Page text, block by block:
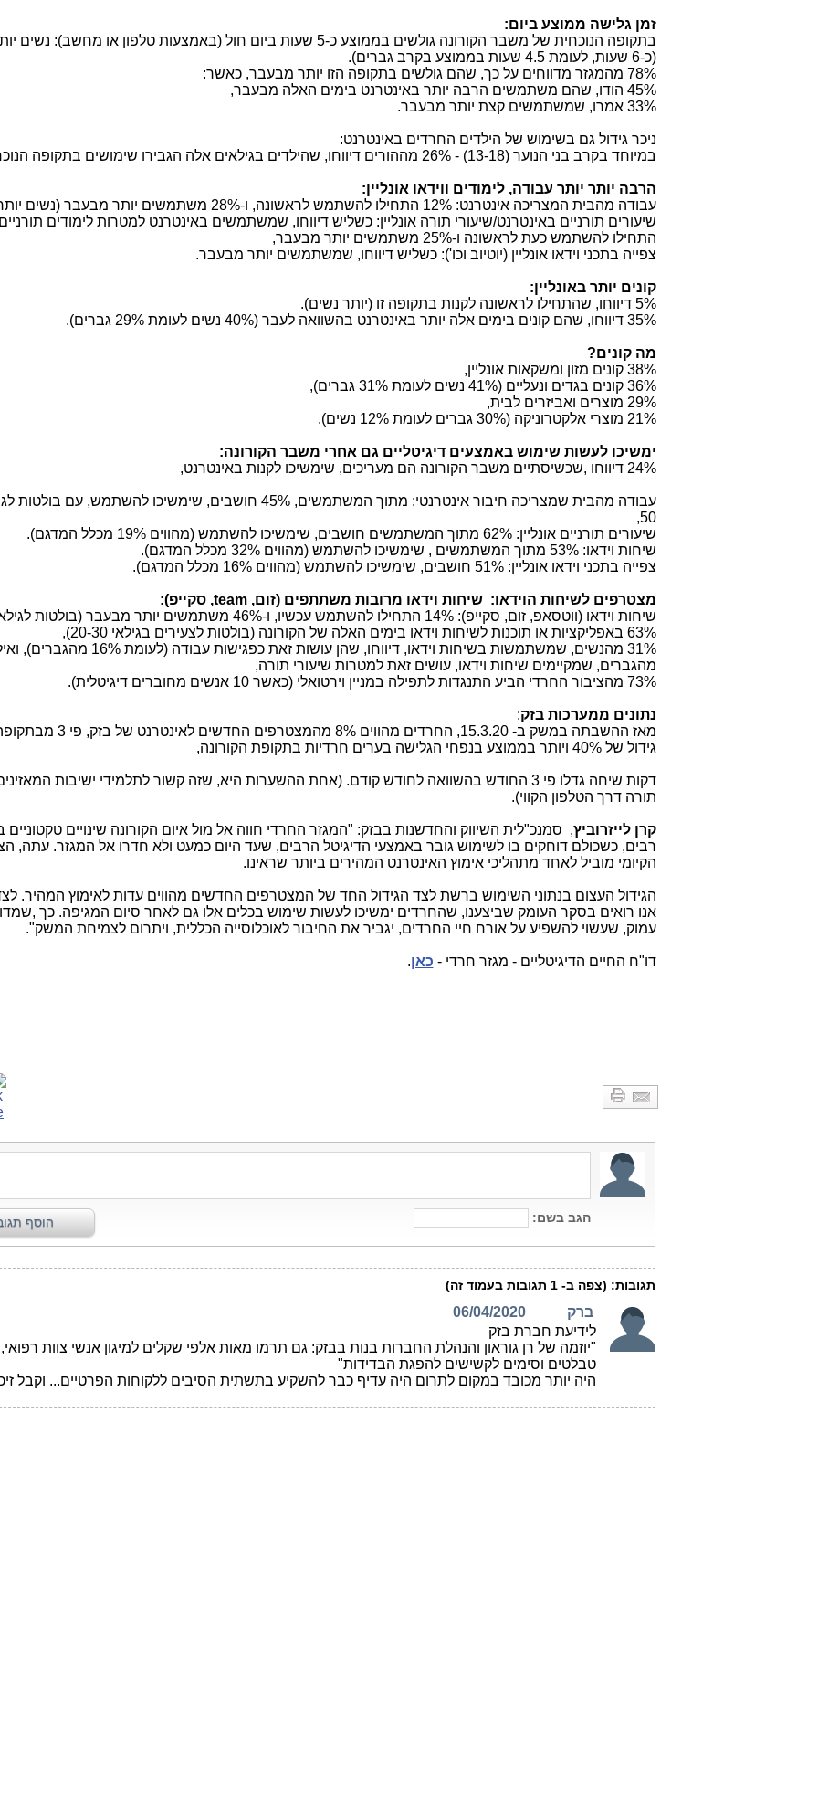
זמן גלישה ממוצע ביום:
בתקופה הנוכחית של משבר הקורונה גולשים בממוצע כ-5 שעות ביום חול (באמצעות טלפון או
(כ-6 שעות, לעומת 4.5 שעות בממוצע בקרב גברים).
78% מהמגזר מדווחים על כך, שהם גולשים בתקופה הזו יותר מבעבר, כאשר:
45% הודו, שהם משתמשים הרבה יותר באינטרנט בימים האלה מבעבר,
33% אמרו, שמשתמשים קצת יותר מבעבר.
ניכר גידול גם בשימוש של הילדים החרדים באינטרנט:
במיוחד בקרב בני הנוער (13-18) - 26% מההורים דיווחו, שהילדים בגילאים אלה הגבירו שימושים בתקופה הנוכחית.
הרבה יותר יותר עבודה, לימודים ווידאו אונליין:
עבודה מהבית המצריכה אינטרנט: 12% התחילו להשתמש לראשונה, ו-28% משתמשים יותר מבעבר (נשים יותר מגברים),
התחילו להשתמש כעת לראשונה ו-25% משתמשים יותר מבעבר,
צפייה בתכני וידאו אונליין (יוטיוב וכו'): כשליש דיווחו, שמשתמשים יותר מבעבר.
קונים יותר באונליין:
5% דיווחו, שהתחילו לראשונה לקנות בתקופה זו (יותר נשים).
35% דיווחו, שהם קונים בימים אלה יותר באינטרנט בהשוואה לעבר (40% נשים לעומת 29% גברים).
מה קונים?
38% קונים מזון ומשקאות אונליין,
36% קונים בגדים ונעליים (41% נשים לעומת 31% גברים),
29% מוצרים ואביזרים לבית,
21% מוצרי אלקטרוניקה (30% גברים לעומת 12% נשים).
ימשיכו לעשות שימוש באמצעים דיגיטליים גם אחרי משבר הקורונה:
24% דיווחו ,שכשיסתיים משבר הקורונה הם מעריכים, שימשיכו לקנות באינטרנט,
50,
שיעורים תורניים אונליין: 62% מתוך המשתמשים חושבים, שימשיכו להשתמש (מהווים 19% מכלל המדגם).
שיחות וידאו: 53% מתוך המשתמשים , שימשיכו להשתמש (מהווים 32% מכלל המדגם).
צפייה בתכני וידאו אונליין: 51% חושבים, שימשיכו להשתמש (מהווים 16% מכלל המדגם).
מצטרפים לשיחות הוידאו: שיחות וידאו מרובות משתתפים (זום,team, סקייפ):
שיחות וידאו (ווטסאפ, זום, סקייפ): 14% התחילו להשתמש עכשיו, ו-46% משתמשים יותר מבעבר (בולטות לגילאי 35-50),
63% באפליקציות או תוכנות לשיחות וידאו בימים האלה של הקורונה (בולטות לצעירים בגילאי 20-30),
מהגברים, שמקיימים שיחות וידאו, עושים זאת למטרות שיעורי תורה,
73% מהציבור החרדי הביע התנגדות לתפילה במניין וירטואלי (כאשר 10 אנשים מחוברים דיגיטלית).
נתונים ממערכות בזק:
מאז ההשבתה במשק ב- 15.3.20, החרדים מהווים 8% מהמצטרפים החדשים לאינטרנט של בזק, פי 3 מבתקופה רגילה,
גידול של 40% ויותר בממוצע בנפחי הגלישה בערים חרדיות בתקופת הקורונה,
דקות שיחה גדלו פי 3 החודש בהשוואה לחודש קודם. (אחת ההשערות היא, שזה קשור לתלמידי ישיבות
תורה דרך הטלפון הקווי).
קרן לייזרוביץ, סמנכ"לית השיווק והחדשנות בבזק: "המגזר החרדי חווה אל מול איום הקורונה שינויים טקטוניים
רבים, כשכולם דוחקים בו לשימוש גובר באמצעי הדיגיטל הרבים, שעד היום כמעט ולא חדרו אל המגזר. עתה,
הקיומי מוביל לאחד מתהליכי אימוץ האינטרנט המהירים ביותר שראינו.
הגידול העצום בנתוני השימוש ברשת לצד הגידול החד של המצטרפים החדשים מהווים עדות לאימוץ המהיר.
אנו רואים בסקר העומק שביצענו, שהחרדים ימשיכו לעשות שימוש בכלים אלו גם לאחר סיום המגיפה. כך
עמוק, שעשוי להשפיע על אורח חיי החרדים, יגביר את החיבור לאוכלוסייה הכללית, ויתרום לצמיחת המשק".
דו"ח החיים הדיגיטליים - מגזר חרדי - כאן.